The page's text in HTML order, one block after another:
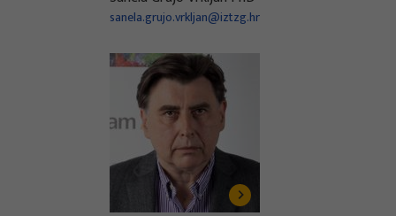
sanela.grujo.vrkljan@iztzg.hr